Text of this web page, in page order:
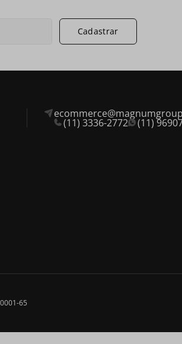
Cadastrar
(11) 3336-2772 (11)
65